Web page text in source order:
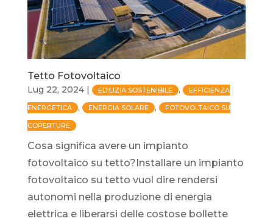
Tetto Fotovoltaico
Lug 22, 2024| EDILIZIA SOSTENIBILE , EFFICIENZA
ENERGETICA , ENERGIA SOLARE , FOTOVOLTAICO SU
COPERTURE
Cosa significa avere un impianto
fotovoltaico su tetto?Installare un impianto
fotovoltaico su tetto vuol dire rendersi
autonomi nella produzione di energia
elettrica e liberarsi delle costose bollette